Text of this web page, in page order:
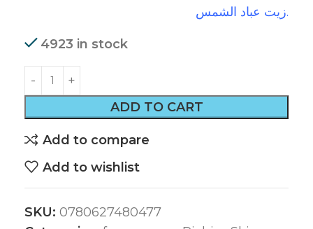
زيت عباد الشمس.
4923 in stock
ADD TO CART
Add to compare
Add to wishlist
SKU: 0780627480477